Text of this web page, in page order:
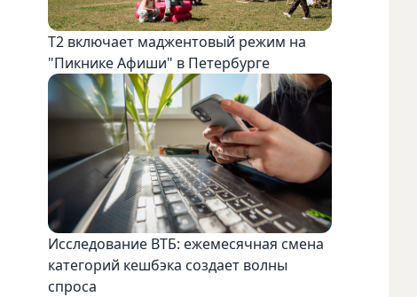
Т2 включает маджентовый режим на
"Пикнике Афиши" в Петербурге
Исследование ВТБ: ежемесячная смена
категорий кешбэка создает волны
спроса